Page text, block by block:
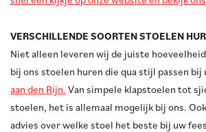
VERSCHILLENDE SOORTEN STOELEN
Niet alleen leveren wij de juiste
bij ons stoelen huren die qua stijl passen bij
aan den Rijn. Van simpele klapstoelen tot
stoelen, het is allemaal mogelijk bij ons.
advies over welke stoel het beste bij uw